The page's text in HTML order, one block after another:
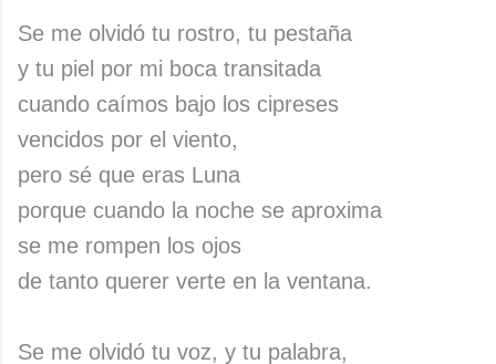
Se me olvidó tu rostro, tu pestaña
y tu piel por mi boca transitada
cuando caímos bajo los cipreses
vencidos por el viento,
pero sé que eras Luna
porque cuando la noche se aproxima
se me rompen los ojos
de tanto querer verte en la ventana.
Se me olvidó tu voz, y tu palabra,